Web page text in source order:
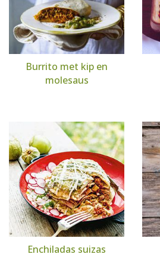
Burrito met kip en
molesaus
Enchiladas suizas